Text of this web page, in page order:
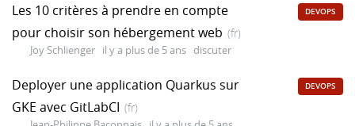
Les 10 critères à prendre en compte
pour choisir son hébergement web (fr)
Joy Schlienger il y a plus de 5 ans discuter
DEVOPS
Deployer une application Quarkus sur
GKE avec GitLabCI (fr)
DEVOPS